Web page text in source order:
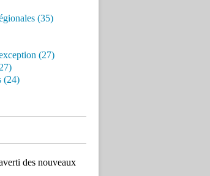
(35)
(27)
(24)
des nouveaux